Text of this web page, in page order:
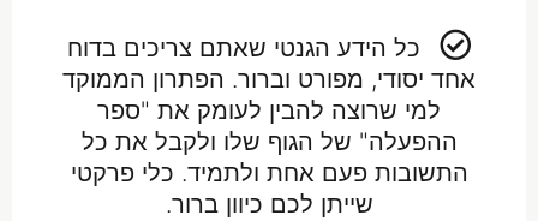
כל הידע הגנטי שאתם צריכים בדוח
אחד יסודי, מפורט וברור. הפתרון הממוקד
למי שרוצה להבין לעומק את "ספר
ההפעלה" של הגוף שלו ולקבל את כל
התשובות פעם אחת ולתמיד. כלי פרקטי
שייתן לכם כיוון ברור.